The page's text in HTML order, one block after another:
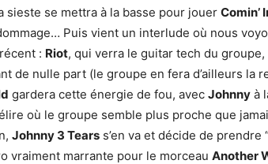
sieste se mettra à la basse pour jouer Comin’
Puis vient un interlude où nous
: Riot, qui verra le guitar tech du groupe,
de nulle part (le groupe en fera d’ailleurs la
gardera cette énergie de fou, avec Johnny à
où le groupe semble plus proche que
Johnny 3 Tears s’en va et décide de
vraiment marrante pour le morceau Another